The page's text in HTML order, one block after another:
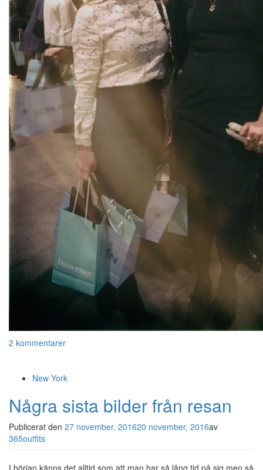
2 kommentarer
New York
Några sista bilder från resan
Publicerat den 27 november, 201620 november, 2016av
365outfits
I början känns det alltid som att man har så lång tid på sig men så